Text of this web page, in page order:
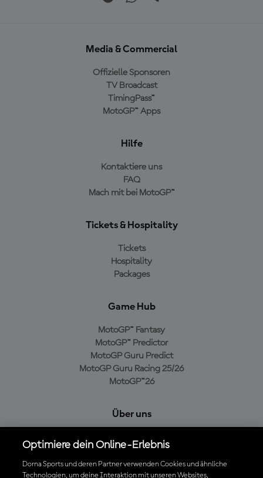
Media & Commercial
Offizielle Sponsoren
TV Broadcast
TimingPass™
MotoGP™ Apps
Hilfe
Kontaktiere uns
FAQ
Mach mit bei MotoGP™
Tickets & Hospitality
Tickets
Hospitality
Packages
Game Hub
MotoGP™ Fantasy
MotoGP™ Predictor
MotoGP Guru Predict
MotoGP Guru Racing 25/26
MotoGP™26
Über uns
Cookie-Richtlinien
Geschäftsbedingungen
Optimiere dein Online-Erlebnis
Dorna Sports und deren Partner verwenden Cookies und ähnliche
Technologien, um deine Interaktion mit unseren Websites,